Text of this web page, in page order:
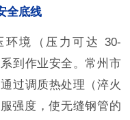
全底线
环境（压力可达 30-
到作业安全。常州市
过调质热处理（淬火
强度，使无缝钢管的